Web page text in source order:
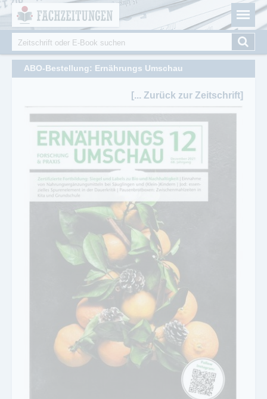
Fachzeitungen.de - Das unabhängige Portal für
Fachmagazine Fachpublikationen & eBooks
Suchformular
Suche
ABO-Bestellung: Ernährungs Umschau
[... Zurück zur Zeitschrift]
Cookie-Einstellungen